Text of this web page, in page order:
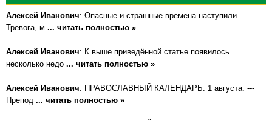
Алексей Иванович: Опасные и страшные времена наступили...
Тревога, м ... читать полностью »
Алексей Иванович: К выше приведённой статье появилось
несколько недо ... читать полностью »
Алексей Иванович: ПРАВОСЛАВНЫЙ КАЛЕНДАРЬ. 1 августа. ---
Препод ... читать полностью »